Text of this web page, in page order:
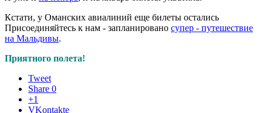
Кстати, у Оманских авиалиний еще билеты остались
Присоединяйтесь к нам - запланировано супер - путешествие
на Мальдивы.
Приятного полета!
Tweet
Share 0
+1
VKontakte